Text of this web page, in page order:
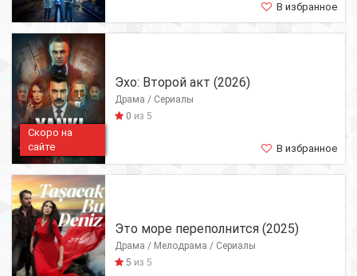
В избранное
Скоро на
сайте
Эхо: Второй акт (2026)
Драма / Сериалы
0 из 5
В избранное
Это море переполнится (2025)
Драма / Мелодрама / Сериалы
5 из 5